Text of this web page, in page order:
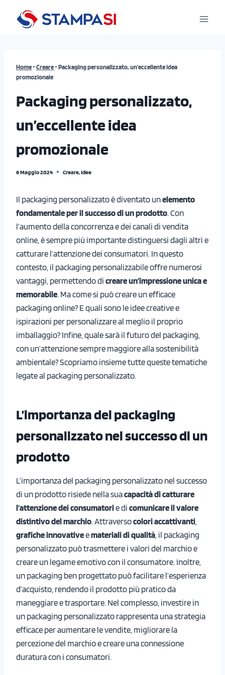
Home-Creare-Packaging personalizzato, un’eccellente idea
promozionale
Packaging personalizzato,
un’eccellente idea
promozionale
6 Maggio 2024 Creare,Idee
Il packaging personalizzato è diventato unelemento
fondamentale per il successo di un prodotto. Con
l’aumento della concorrenza e dei canali di vendita
online, è sempre più importante distinguersi dagli altri e
catturare l’attenzione dei consumatori. In questo
contesto, il packaging personalizzabile offre numerosi
vantaggi, permettendo di creare un’impressione unica e
memorabile. Ma come si può creare un efficace
packaging online? E quali sono le idee creative e
ispirazioni per personalizzare al meglio il proprio
imballaggio? Infine, quale sarà il futuro del packaging,
con un’attenzione sempre maggiore alla sostenibilità
ambientale? Scopriamo insieme tutte queste tematiche
legate al packaging personalizzato.
L’importanza del packaging
personalizzato nel successo di un
prodotto
L’importanza del packaging personalizzato nel successo
di un prodotto risiede nella suacapacità di catturare
l’attenzione dei consumatorie di comunicare il valore
distintivo del marchio. Attraversocolori accattivanti
grafiche innovativeemateriali di qualità , il packaging
personalizzato può trasmettere i valori del marchio e
creare un legame emotivo con il consumatore. Inoltre,
un packaging ben progettato può facilitare l’esperienza
d’acquisto, rendendo il prodotto più pratico da
maneggiare e trasportare. Nel complesso, investire in
un packaging personalizzato rappresenta una strategia
efficace per aumentare le vendite, migliorare la
percezione del marchio e creare una connessione
duratura con i consumatori.